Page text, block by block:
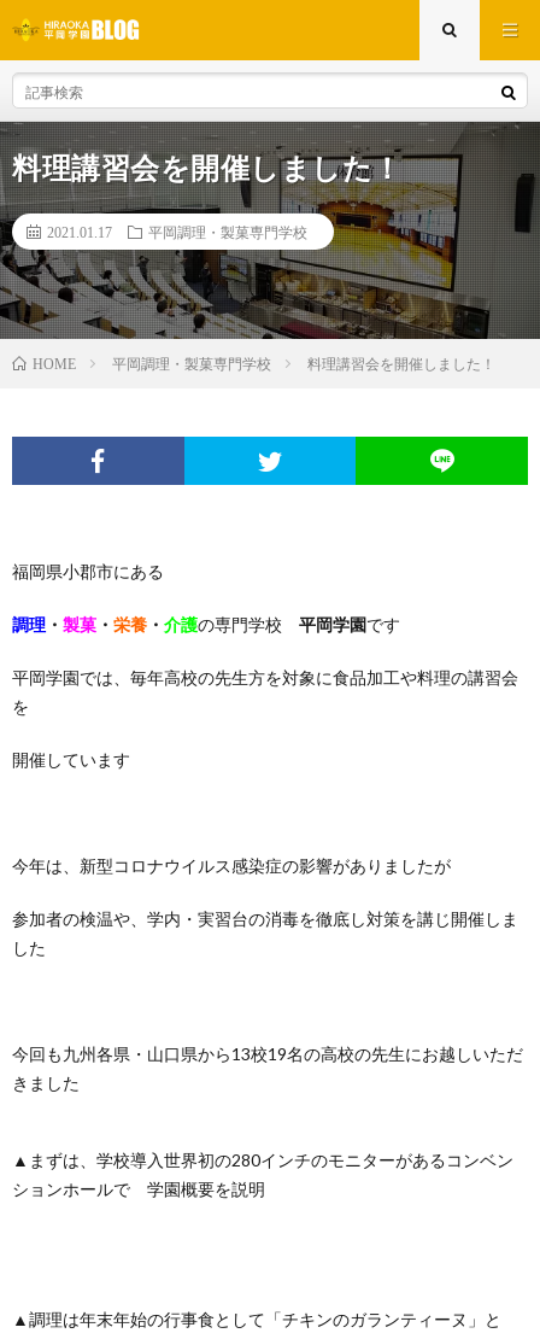
料理講習会を開催しました！
2021.01.17 平岡調理・製菓専門学校
HOME 平岡調理・製菓専門学校 料理講習会を開催しました！
福岡県小郡市にある
調理 ・ 製菓 ・ 栄養 ・ 介護の専門学校 平岡学園です
平岡学園では、毎年高校の先生方を対象に食品加工や料理の講習会
を
開催しています
今年は、新型コロナウイルス感染症の影響がありましたが
参加者の検温や、学内・実習台の消毒を徹底し対策を講じ開催しま
した
今回も九州各県・山口県から13校19名の高校の先生にお越しいただ
きました
▲まずは、学校導入世界初の280インチのモニターがあるコンベン
ションホールで 学園概要を説明
▲調理は年末年始の行事食として「チキンのガランティーヌ」と